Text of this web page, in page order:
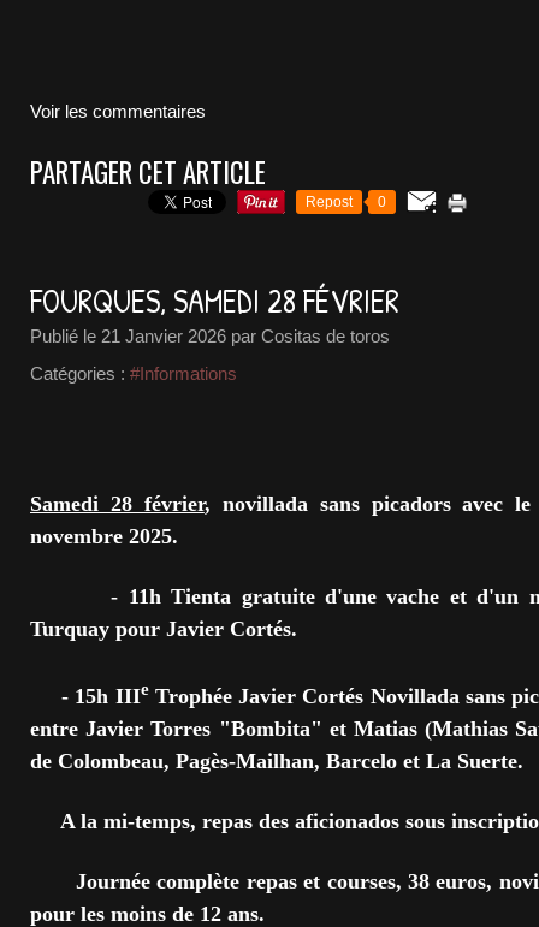
Voir les commentaires
PARTAGER CET ARTICLE
Repost 0
FOURQUES, SAMEDI 28 FÉVRIER
Publié le 21 Janvier 2026 par Cositas de toros
Catégories : #Informations
Samedi 28 février, novillada sans picadors avec
novembre 2025.
- 11h Tienta gratuite d'une vache et d'un
Turquay pour Javier Cortés.
- 15h IIIeTrophée Javier Cortés Novillada sans
entre Javier Torres "Bombita" et Matias (Mathias
de Colombeau, Pagès-Mailhan, Barcelo et La Suerte.
A la mi-temps, repas des aficionados sous
Journée complète repas et courses, 38 euros,
pour les moins de 12 ans.